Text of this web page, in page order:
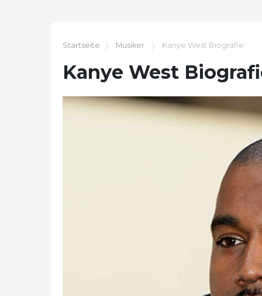
Startseite Musiker Kanye West Biografie
Kanye West